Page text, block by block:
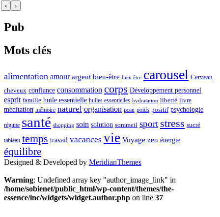
‹ ›
Pub
Mots clés
alimentation amour argent bien-être bien être carousel Cerveau
cheveux confiance consommation corps Développement personnel
esprit famille huile essentielle huiles essentielles hydratation liberté livre
méditation mémoire naturel organisation peau poids positif psychologie
régime santé shopping soin solution sommeil sport stress sucré
tableau temps travail vacances vie Voyage zen énergie
équilibre
Designed & Developed by MeridianThemes
Warning: Undefined array key "author_image_link" in
/home/sobienet/public_html/wp-content/themes/the-
essence/inc/widgets/widget.author.php on line 37